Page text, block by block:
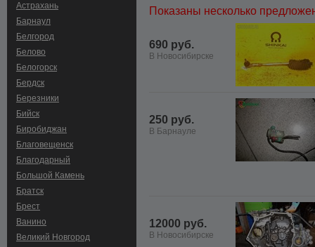
Астрахань
Барнаул
Белгород
Белово
Белогорск
Бердск
Березники
Бийск
Биробиджан
Благовещенск
Благодарный
Большой Камень
Братск
Брест
Ванино
Великий Новгород
Показаны несколько
690 руб.
В Новосибирске
250 руб.
В Барнауле
12000 руб.
В Новосибирске